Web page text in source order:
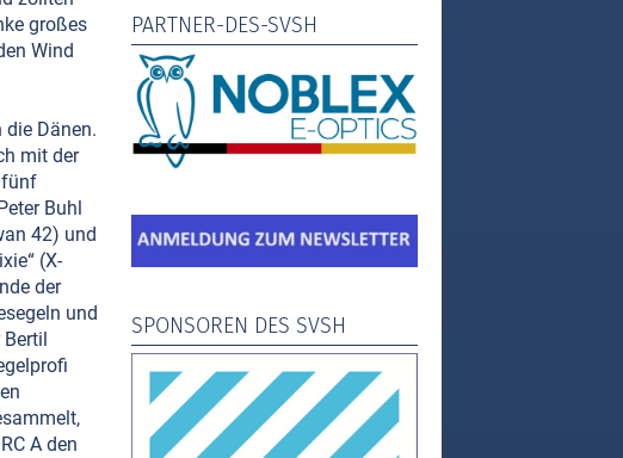
großes
Wind
die Dänen.
mit der
fünf
Buhl
42) und
(X-
der
und
A den
PARTNER-DES-SVSH
SPONSOREN DES SVSH